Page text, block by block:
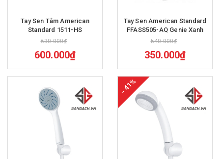
Tay Sen Tắm American
Standard 1511-HS
630.000₫
600.000₫
Tay Sen American Standard
FFASS505-AQ Genie Xanh
540.000₫
350.000₫
- 41%